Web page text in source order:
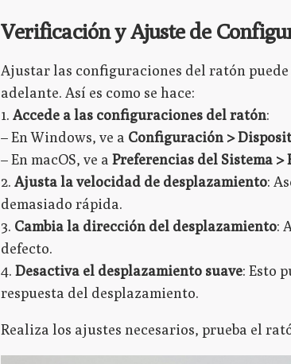
Verificación y Ajuste de
Ajustar las configuraciones del ratón
adelante. Así es como se hace:
1. Accede a las configuraciones del ratón:
– En Windows, ve a Configuración >
– En macOS, ve a Preferencias del Sistema >
2. Ajusta la velocidad de desplazamiento:
demasiado rápida.
3. Cambia la dirección del desplazamiento:
defecto.
4. Desactiva el desplazamiento suave: Esto
respuesta del desplazamiento.
Realiza los ajustes necesarios, prueba el